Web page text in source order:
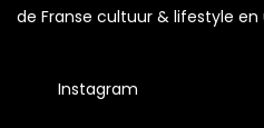
de Franse cultuur & lifestyle
Instagram